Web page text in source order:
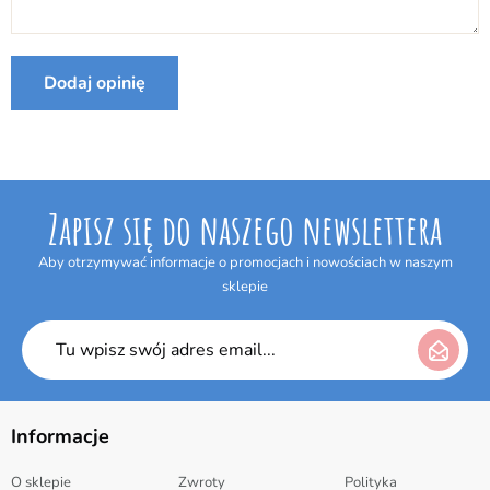
Producent:Famosa
od dnia odebrania przesyłki.
Dodaj opinię
Zapisz się do naszego newslettera
Aby otrzymywać informacje o promocjach i nowościach w naszym
sklepie
Informacje
O sklepie Zwroty Polityka